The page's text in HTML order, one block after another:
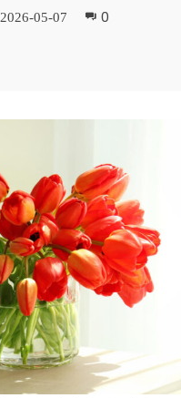
2026-05-07 0